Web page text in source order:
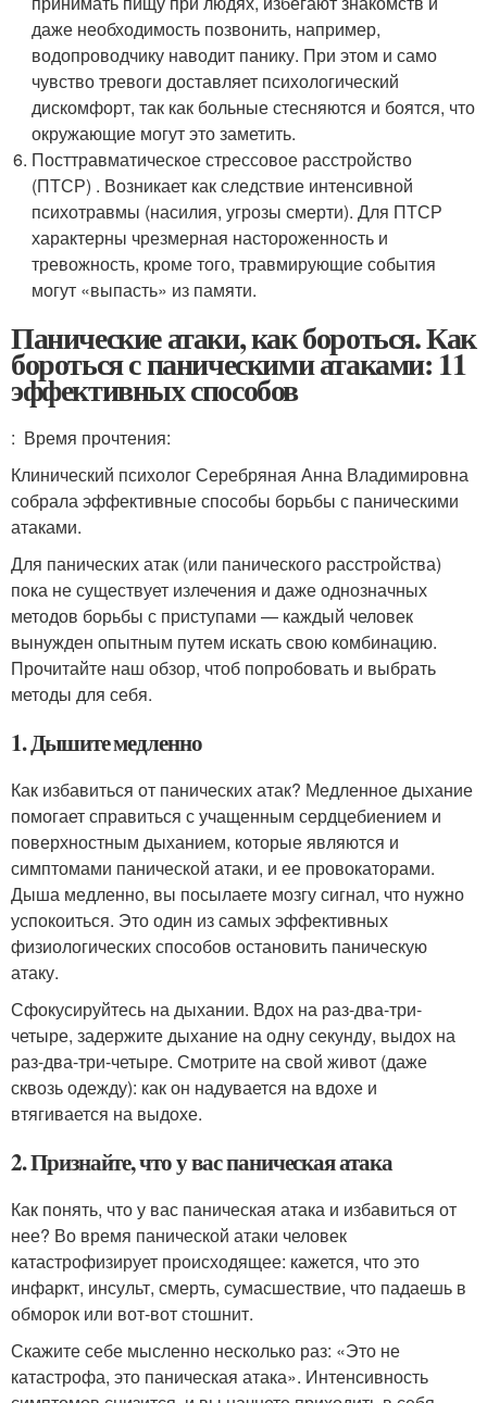
даже необходимость позвонить, например,
водопроводчику наводит панику. При этом и само
чувство тревоги доставляет психологический
дискомфорт, так как больные стесняются и боятся, что
окружающие могут это заметить.
Посттравматическое стрессовое расстройство
(ПТСР) . Возникает как следствие интенсивной
психотравмы (насилия, угрозы смерти). Для ПТСР
характерны чрезмерная настороженность и
тревожность, кроме того, травмирующие события
могут «выпасть» из памяти.
Панические атаки, как бороться. Как
бороться с паническими атаками: 11
эффективных способов
: Время прочтения:
Клинический психолог Серебряная Анна Владимировна
собрала эффективные способы борьбы с паническими
атаками.
Для панических атак (или панического расстройства)
пока не существует излечения и даже однозначных
методов борьбы с приступами — каждый человек
вынужден опытным путем искать свою комбинацию.
Прочитайте наш обзор, чтоб попробовать и выбрать
методы для себя.
1. Дышите медленно
Как избавиться от панических атак? Медленное дыхание
помогает справиться с учащенным сердцебиением и
поверхностным дыханием, которые являются и
симптомами панической атаки, и ее провокаторами.
Дыша медленно, вы посылаете мозгу сигнал, что нужно
успокоиться. Это один из самых эффективных
физиологических способов остановить паническую
атаку.
Сфокусируйтесь на дыхании. Вдох на раз-два-три-
четыре, задержите дыхание на одну секунду, выдох на
раз-два-три-четыре. Смотрите на свой живот (даже
сквозь одежду): как он надувается на вдохе и
втягивается на выдохе.
2. Признайте, что у вас паническая атака
Как понять, что у вас паническая атака и избавиться от
нее? Во время панической атаки человек
катастрофизирует происходящее: кажется, что это
инфаркт, инсульт, смерть, сумасшествие, что падаешь в
обморок или вот-вот стошнит.
Скажите себе мысленно несколько раз: «Это не
катастрофа, это паническая атака». Интенсивность